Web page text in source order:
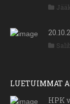
LUETUIMMAT
HPK